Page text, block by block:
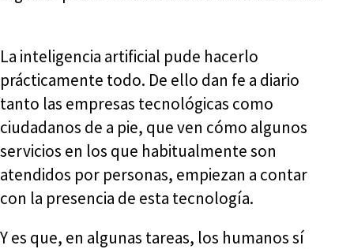
La inteligencia artificial pude hacerlo
prácticamente todo. De ello dan fe a diario
tanto las empresas tecnológicas como
ciudadanos de a pie, que ven cómo algunos
servicios en los que habitualmente son
atendidos por personas, empiezan a contar
con la presencia de esta tecnología.
Y es que, en algunas tareas, los humanos sí